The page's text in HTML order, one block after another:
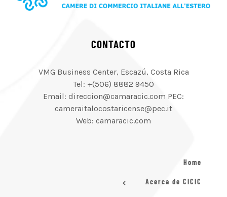
CONTACTO
VMG Business Center, Escazú, Costa Rica
Tel: +(506) 8882 9450
Email: direccion@camaracic.com PEC:
cameraitalocostaricense@pec.it
Web: camaracic.com
Home
Acerca de CICIC